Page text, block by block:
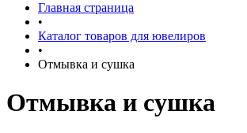
Главная страница
•
Каталог товаров для ювелиров
•
Отмывка и сушка
Отмывка и сушка